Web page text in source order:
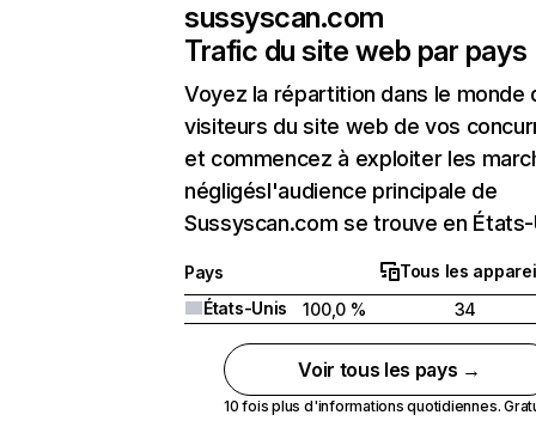
sussyscan.com
Trafic du site web par pays
Voyez la répartition dans le monde
visiteurs du site web de vos
et commencez à exploiter les
négligésl'audience principale de
Sussyscan.com se trouve en États-
Pays
Tous les
États-Unis
100,0 % 34
Voir tous les pays →
10 fois plus d'informations quotidiennes.